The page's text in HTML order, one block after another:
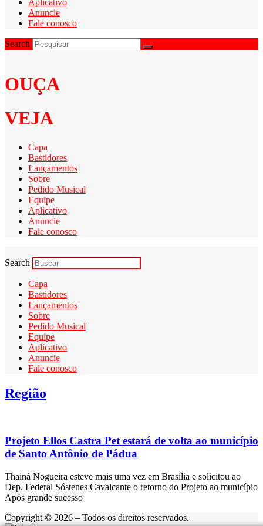
Anuncie
Fale conosco
Search
OUÇA
VEJA
Capa
Bastidores
Lançamentos
Sobre
Pedido Musical
Equipe
Aplicativo
Anuncie
Fale conosco
Search
Capa
Bastidores
Lançamentos
Sobre
Pedido Musical
Equipe
Aplicativo
Anuncie
Fale conosco
Região
Projeto Ellos Castra Pet estará de volta ao município
de Santo Antônio de Pádua
Thainá Nogueira esteve mais uma vez em Brasília e solicitou ao
Dep. Federal Sóstenes Cavalcante o retorno do Projeto ao município
Após grande sucesso
Copyright © 2026 – Todos os direitos reservados.